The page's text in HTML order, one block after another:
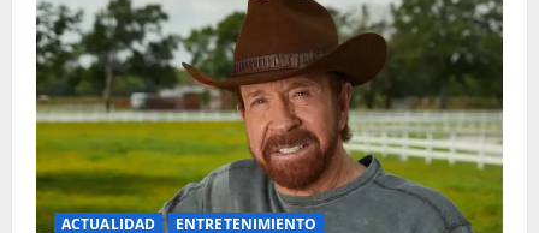
i
o
n
ACTUALIDAD ENTRETENIMIENTO